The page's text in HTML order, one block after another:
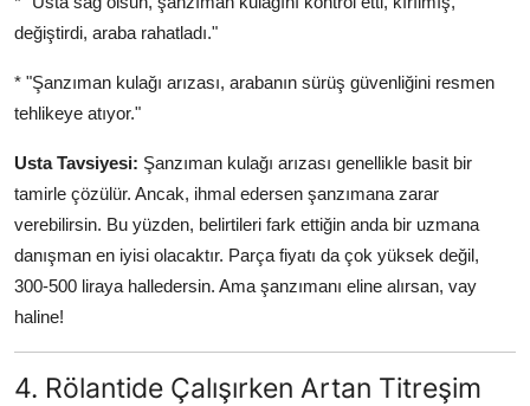
değiştirdi, araba rahatladı."
* "Şanzıman kulağı arızası, arabanın sürüş güvenliğini resmen
tehlikeye atıyor."
Usta Tavsiyesi: Şanzıman kulağı arızası genellikle basit bir
tamirle çözülür. Ancak, ihmal edersen şanzımana zarar
verebilirsin. Bu yüzden, belirtileri fark ettiğin anda bir uzmana
danışman en iyisi olacaktır. Parça fiyatı da çok yüksek değil,
300-500 liraya halledersin. Ama şanzımanı eline alırsan, vay
haline!
4. Rölantide Çalışırken Artan Titreşim